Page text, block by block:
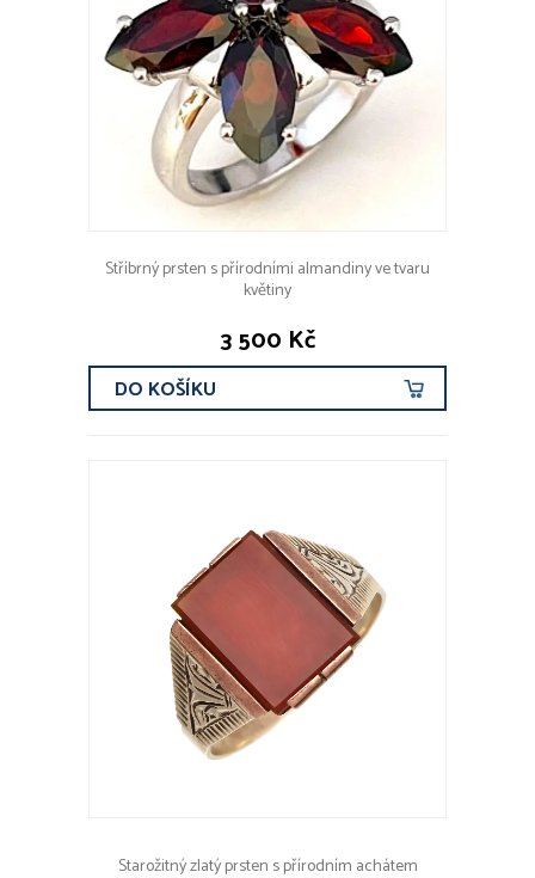
Stříbrný prsten s přírodními almandiny ve tvaru
květiny
3 500 Kč
DO KOŠÍKU
Starožitný zlatý prsten s přírodním achátem